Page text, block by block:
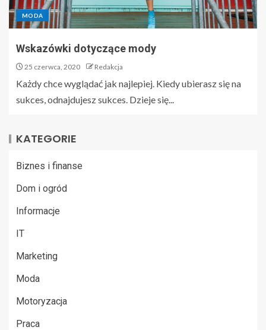
MODA
Wskazówki dotyczące mody
25 czerwca, 2020 Redakcja
Każdy chce wyglądać jak najlepiej. Kiedy ubierasz się na
sukces, odnajdujesz sukces. Dzieje się...
KATEGORIE
Biznes i finanse
Dom i ogród
Informacje
IT
Marketing
Moda
Motoryzacja
Praca